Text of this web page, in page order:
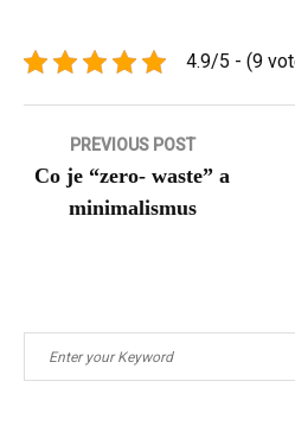
4.9/5 - (9
Navigace
pro
PREVIOUS POST
Co je “zero- waste” a
minimalismus
Search
for: